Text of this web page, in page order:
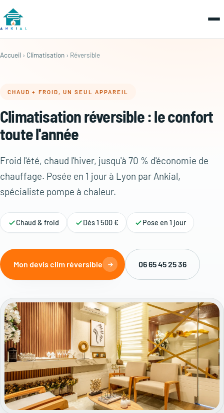
Accueil › Climatisation › Réversible
CHAUD + FROID, UN SEUL APPAREIL
Climatisation réversible : le confort
toute l'année
Froid l'été, chaud l'hiver, jusqu'à 70 % d'économie de
chauffage. Posée en 1 jour à Lyon par Ankial,
spécialiste pompe à chaleur.
Chaud & froid Dès 1 500 € Pose en 1 jour
Mon devis clim réversible 06 65 45 25 36